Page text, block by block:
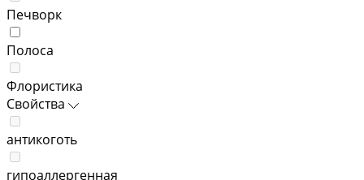
Печворк
Полоса
Флористика
Свойства
антикоготь
гипоаллергенная